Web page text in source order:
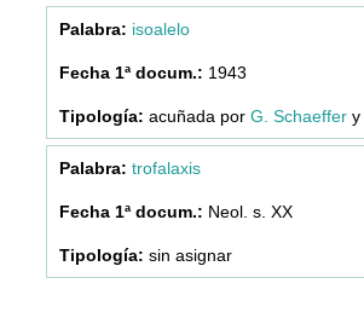
isoalelo
1943
acuñada por G. Schaeffery
trofalaxis
Neol. s. XX
sin asignar